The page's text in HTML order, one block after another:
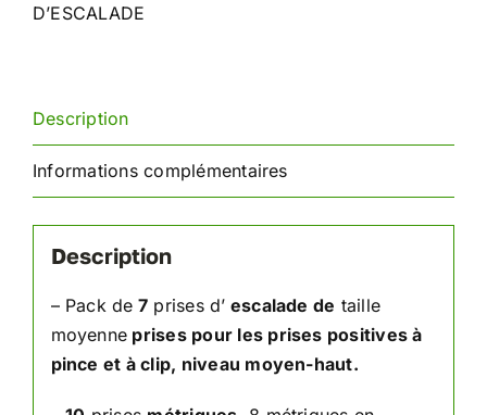
D’ESCALADE
Description
Informations complémentaires
Description
– Pack de 7 prises d’ escalade de taille
moyenne prises pour les prises positives à
pince et à clip, niveau moyen-haut.